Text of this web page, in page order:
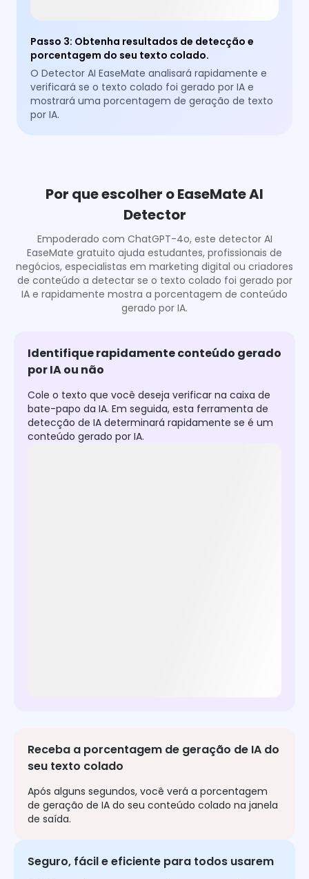
Passo 3: Obtenha resultados de detecção e
porcentagem do seu texto colado.
O Detector AI EaseMate analisará rapidamente e
verificará se o texto colado foi gerado por IA e
mostrará uma porcentagem de geração de texto
por IA.
Por que escolher o EaseMate AI
Detector
Empoderado com ChatGPT-4o, este detector AI
EaseMate gratuito ajuda estudantes, profissionais de
negócios, especialistas em marketing digital ou criadores
de conteúdo a detectar se o texto colado foi gerado por
IA e rapidamente mostra a porcentagem de conteúdo
gerado por IA.
Identifique rapidamente conteúdo gerado
por IA ou não
Cole o texto que você deseja verificar na caixa de
bate-papo da IA. Em seguida, esta ferramenta de
detecção de IA determinará rapidamente se é um
conteúdo gerado por IA.
Receba a porcentagem de geração de IA do
seu texto colado
Após alguns segundos, você verá a porcentagem
de geração de IA do seu conteúdo colado na janela
de saída.
Seguro, fácil e eficiente para todos usarem